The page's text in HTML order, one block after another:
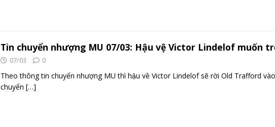
Tin chuyển nhượng MU 07/03: Hậu vệ Victor Lindelof muốn
07/03 0
Theo thông tin chuyển nhượng MU thì hậu về Victor Lindelof sẽ rời Old Trafford
chuyển […]